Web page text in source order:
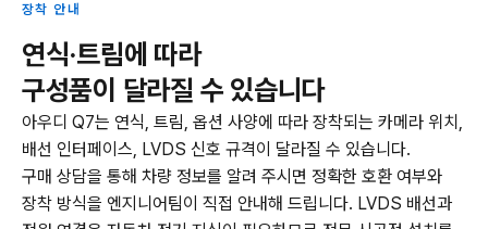
장착 안내
연식·트림에 따라
구성품이 달라질 수 있습니다
아우디 Q7는 연식, 트림, 옵션 사양에 따라 장착되는 카메라 위치,
배선 인터페이스, LVDS 신호 규격이 달라질 수 있습니다.
구매 상담을 통해 차량 정보를 알려 주시면 정확한 호환 여부와
장착 방식을 엔지니어팀이 직접 안내해 드립니다. LVDS 배선과